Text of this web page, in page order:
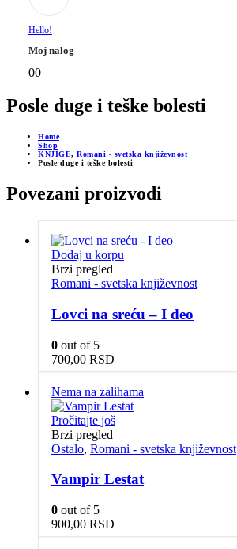
Hello!
Moj nalog
00
Posle duge i teške bolesti
Home
Shop
KNJIGE, Romani - svetska književnost
Posle duge i teške bolesti
Povezani proizvodi
Dodaj u korpu
Brzi pregled
Romani - svetska književnost
Lovci na sreću – I deo
0 out of 5
700,00 RSD
Nema na zalihama
Pročitajte još
Brzi pregled
Ostalo, Romani - svetska književnost
Vampir Lestat
0 out of 5
900,00 RSD